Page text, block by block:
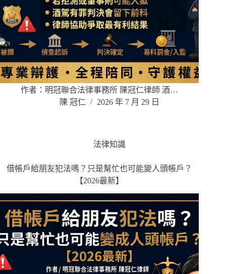
作者：明冠聯合法律事務所 陳冠仁律師 酒…
陳 冠仁
2026 年 7 月 29 日
法律知識
借帳戶給朋友犯法嗎？只是幫忙也可能變人頭帳戶？
【2026最新】